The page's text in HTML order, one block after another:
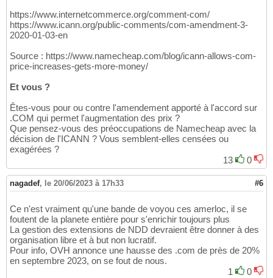
https://www.internetcommerce.org/comment-com/
https://www.icann.org/public-comments/com-amendment-3-
2020-01-03-en
Source : https://www.namecheap.com/blog/icann-allows-com-
price-increases-gets-more-money/
Et vous ?
Êtes-vous pour ou contre l'amendement apporté à l'accord sur
.COM qui permet l'augmentation des prix ?
Que pensez-vous des préoccupations de Namecheap avec la
décision de l'ICANN ? Vous semblent-elles censées ou
exagérées ?
13
0
nagadef, le 20/06/2023 à 17h33 #6
Ce n'est vraiment qu'une bande de voyou ces amerloc, il se
foutent de la planete entière pour s'enrichir toujours plus
La gestion des extensions de NDD devraient être donner à des
organisation libre et à but non lucratif.
Pour info, OVH annonce une hausse des .com de près de 20%
en septembre 2023, on se fout de nous.
1
0